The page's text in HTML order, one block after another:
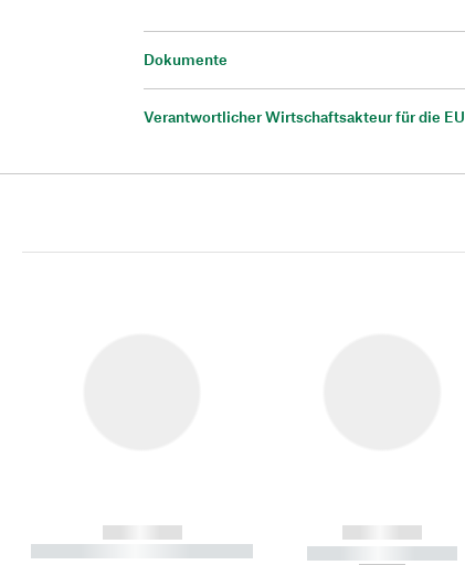
Dokumente
Verantwortlicher Wirtschaftsakteur für die EU
------------
----------- ----------- ----------
------------
----------- -----------